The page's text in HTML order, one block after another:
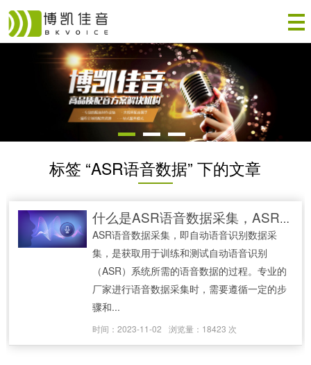
标签 “ASR语音数据” 下的文章
什么是ASR语音数据采集，ASR厂家如何进行采集
ASR语音数据采集，即自动语音识别数据采
集，是获取用于训练和测试自动语音识别
（ASR）系统所需的语音数据的过程。专业的
厂家进行语音数据采集时，需要遵循一定的步
骤和...
时间：2023-11-02 浏览量：18423 次